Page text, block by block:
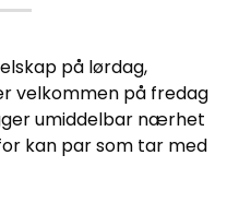
på lørdag,
velkommen på fredag
umiddelbar nærhet
kan par som tar med